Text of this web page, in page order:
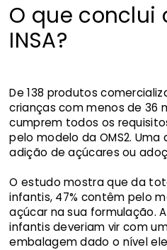
O que conclui
INSA?
De 138 produtos
crianças com menos de 36
cumprem todos os
pelo modelo da OMS2.
adição de açúcares ou
O estudo mostra que da
infantis, 47% contêm pelo
açúcar na sua formulação.
infantis deveriam vir com
embalagem dado o nível